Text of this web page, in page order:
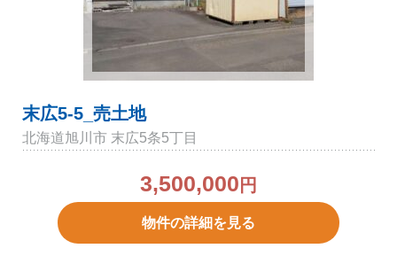
末広5-5_売土地
北海道旭川市 末広5条5丁目
3,500,000 円
物件の詳細を見る